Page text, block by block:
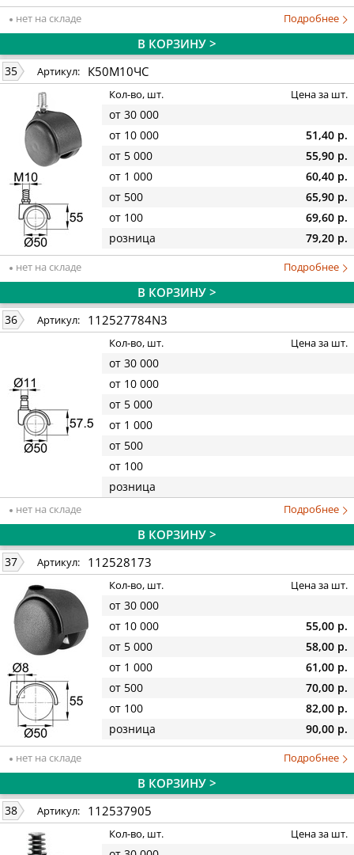
нет на складе Подробнее
В КОРЗИНУ >
35 Артикул: К50М10ЧС
Кол-во, шт. Цена за шт.
от 30 000
от 10 000
51,40 р.
от 5 000
55,90 р.
от 1 000
60,40 р.
от 500
65,90 р.
от 100
69,60 р.
розница
79,20 р.
нет на складе Подробнее
В КОРЗИНУ >
36 Артикул: 112527784N3
Кол-во, шт. Цена за шт.
от 30 000
от 10 000
от 5 000
от 1 000
от 500
от 100
розница
нет на складе Подробнее
В КОРЗИНУ >
37 Артикул: 112528173
Кол-во, шт. Цена за шт.
от 30 000
от 10 000
55,00 р.
от 5 000
58,00 р.
от 1 000
61,00 р.
от 500
70,00 р.
от 100
82,00 р.
розница
90,00 р.
нет на складе Подробнее
В КОРЗИНУ >
38 Артикул: 112537905
Кол-во, шт. Цена за шт.